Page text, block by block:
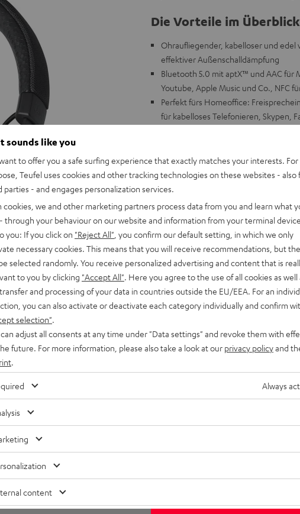
Die Vorteile im Überblick
Ohraufliegender, kabelloser und
effektiver Außenschalldämpfung
Bluetooth 5.0 mit aptX™ und AAC für
Youtube, Apple Music und Co., NFC
Perfekt fürs Homeoffice:
für kabelloses Telefonieren, Skypen,
ShareMe-Funktion: zwei Kopfhörer
Laufzeiten von bis zu 30 Stunden,
Musiksteuerung, On-Ear-Detection:
abnehmen
Linear-HD-Treiber mit Neodym-
und weitere Einstellungen über Teufel
Stabiler, faltbarer Kopfbügel aus
geringes Gewicht für lange
Auch per Kabel anschließbar, Kabel
Transporttasche, Schnellladefunktion
sounds like you
to offer you a safe surfing experience that exactly matches your interests. For
Teufel uses cookies and other tracking technologies on these websites - also
parties - and engages personalization services.
cookies, we and other marketing partners process data from you and learn what
through your behaviour on our website and information from your terminal
you: If you click on "Reject All" , you confirm our default setting, in which we only
necessary cookies. This means that you will receive recommendations, but
selected randomly. You receive personalized advertising and content that is
to you by clicking "Accept All" . Here you agree to the use of all cookies as well
and processing of your data in countries outside the EU/EEA. For an
you can also activate or deactivate each category individually and confirm
selection"
can adjust all consents at any time under "Data settings" and revoke them with
future. For more information, please also take a look at our privacy policyand
Always
content